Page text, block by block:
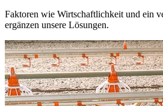
Faktoren wie Wirtschaftlichkeit und ein
ergänzen unsere Lösungen.